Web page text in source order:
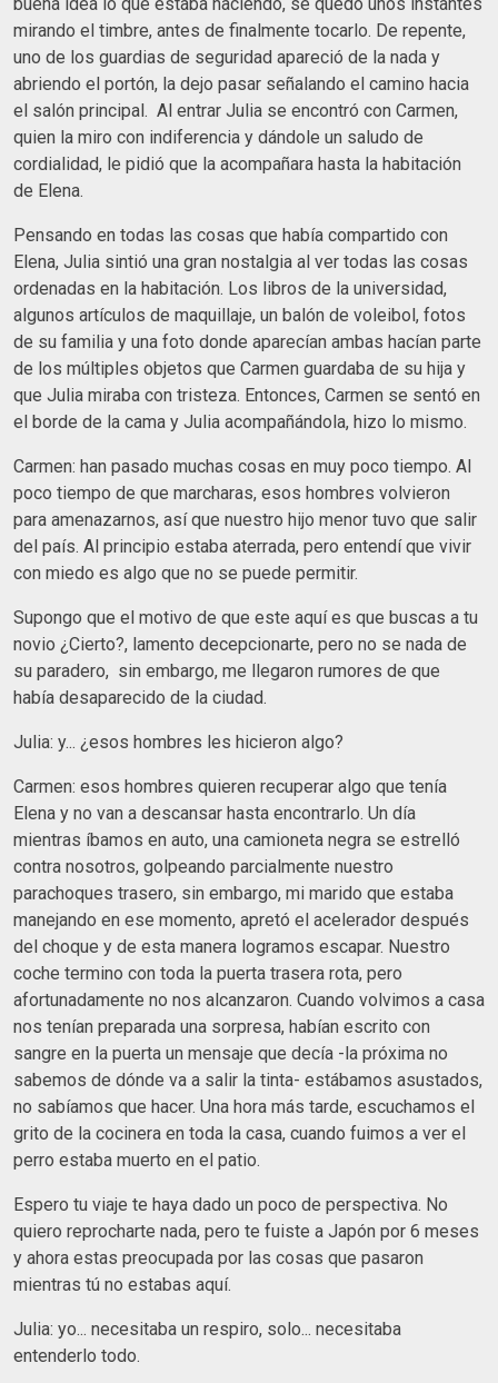
mirando el timbre, antes de finalmente tocarlo. De repente,
uno de los guardias de seguridad apareció de la nada y
abriendo el portón, la dejo pasar señalando el camino hacia
el salón principal. Al entrar Julia se encontró con Carmen,
quien la miro con indiferencia y dándole un saludo de
cordialidad, le pidió que la acompañara hasta la habitación
de Elena.
Pensando en todas las cosas que había compartido con
Elena, Julia sintió una gran nostalgia al ver todas las cosas
ordenadas en la habitación. Los libros de la universidad,
algunos artículos de maquillaje, un balón de voleibol, fotos
de su familia y una foto donde aparecían ambas hacían parte
de los múltiples objetos que Carmen guardaba de su hija y
que Julia miraba con tristeza. Entonces, Carmen se sentó en
el borde de la cama y Julia acompañándola, hizo lo mismo.
Carmen: han pasado muchas cosas en muy poco tiempo. Al
poco tiempo de que marcharas, esos hombres volvieron
para amenazarnos, así que nuestro hijo menor tuvo que salir
del país. Al principio estaba aterrada, pero entendí que vivir
con miedo es algo que no se puede permitir.
Supongo que el motivo de que este aquí es que buscas a tu
novio ¿Cierto?, lamento decepcionarte, pero no se nada de
su paradero, sin embargo, me llegaron rumores de que
había desaparecido de la ciudad.
Julia: y... ¿esos hombres les hicieron algo?
Carmen: esos hombres quieren recuperar algo que tenía
Elena y no van a descansar hasta encontrarlo. Un día
mientras íbamos en auto, una camioneta negra se estrelló
contra nosotros, golpeando parcialmente nuestro
parachoques trasero, sin embargo, mi marido que estaba
manejando en ese momento, apretó el acelerador después
del choque y de esta manera logramos escapar. Nuestro
coche termino con toda la puerta trasera rota, pero
afortunadamente no nos alcanzaron. Cuando volvimos a casa
nos tenían preparada una sorpresa, habían escrito con
sangre en la puerta un mensaje que decía -la próxima no
sabemos de dónde va a salir la tinta- estábamos asustados,
no sabíamos que hacer. Una hora más tarde, escuchamos el
grito de la cocinera en toda la casa, cuando fuimos a ver el
perro estaba muerto en el patio.
Espero tu viaje te haya dado un poco de perspectiva. No
quiero reprocharte nada, pero te fuiste a Japón por 6 meses
y ahora estas preocupada por las cosas que pasaron
mientras tú no estabas aquí.
Julia: yo... necesitaba un respiro, solo... necesitaba
entenderlo todo.